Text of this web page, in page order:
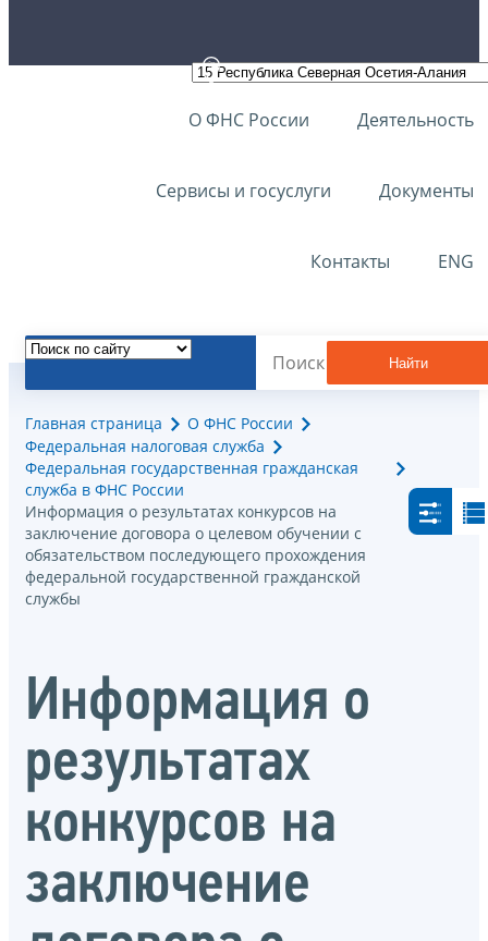
О ФНС России Деятельность
Сервисы и госуслуги Документы
Контакты ENG
Найти
Главная страница
О ФНС России
Федеральная налоговая служба
Федеральная государственная гражданская
служба в ФНС России
Информация о результатах конкурсов на
заключение договора о целевом обучении с
обязательством последующего прохождения
федеральной государственной гражданской
службы
Информация о
результатах
конкурсов на
заключение